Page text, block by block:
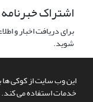
این وب سایت از کوکی ها
خدمات استفاده می کند.
اشتراک خبرنامه
برای دریافت اخبار و
شوید.